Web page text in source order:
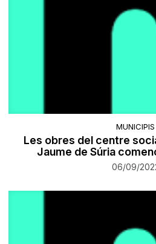
MUNICIPIS
Les obres del centre
Jaume de Súria
06/09/